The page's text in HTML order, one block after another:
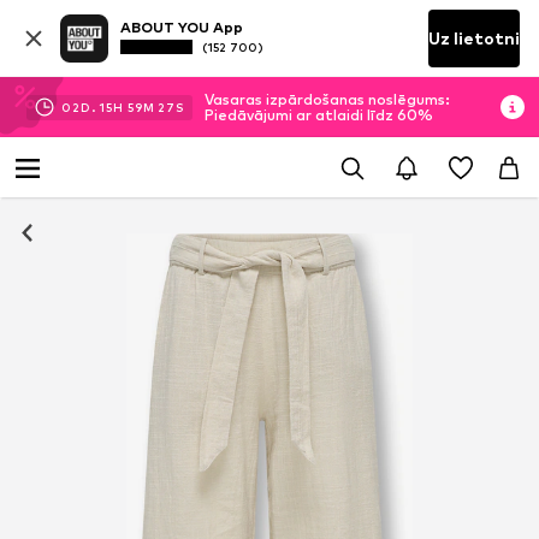
ABOUT YOU App
(152 700) Uz lietotni
02D. 15H 59M 26 S
Vasaras izpārdošanas noslēgums:
Piedāvājumi ar atlaidi līdz 60%